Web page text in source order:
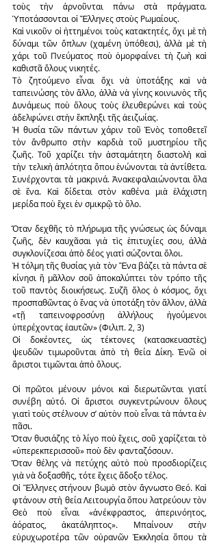
τοὺς τὴν ἀρνοῦνται πάνω στὰ πράγματα.
Ὑποτάσσονται οἱ Ἕλληνες στοὺς Ρωμαίους.
Καὶ νικοῦν οἱ ἡττημένοι τοὺς κατακτητές, ὄχι μὲ τὴ
δύναμι τῶν ὅπλων (χαμένη ὑπόθεσι), ἀλλὰ μὲ τὴ
χάρι τοῦ Πνεύματος ποὺ ὁμορφαίνει τὴ ζωὴ καὶ
καθιστᾶ ὅλους νικητές.
Τὸ ζητούμενο εἶναι ὄχι νὰ ὑποτάξης καὶ νὰ
ταπεινώσης τὸν ἄλλο, ἀλλὰ νὰ γίνης κοινωνὸς τῆς
Δυνάμεως ποὺ ὅλους τοὺς ἐλευθερώνει καὶ τοὺς
ἀδελφώνει στὴν ἔκπληξι τῆς ἀειζωίας.
Ἡ θυσία τῶν πάντων χάριν τοῦ Ἑνὸς τοποθετεῖ
τὸν ἄνθρωπο στὴν καρδιὰ τοῦ μυστηρίου τῆς
ζωῆς. Τοῦ χαρίζει τὴν ἀσταμάτητη διαστολὴ καὶ
τὴν τελικὴ ἁπλότητα ὅπου ἑνώνονται τὰ ἀντίθετα.
Συνέρχονται τὰ μακρινά. Ἀνακεφαλαιώνονται ὅλα
σὲ ἕνα. Καὶ δίδεται στὸν καθένα μιὰ ἐλάχιστη
μερίδα ποὺ ἔχει ἐν σμικρῷ τὸ ὅλο.
Ὅταν δεχθῆς τὸ πλήρωμα τῆς γνώσεως ὡς δύναμι
ζωῆς, δὲν καυχᾶσαι γιὰ τὶς ἐπιτυχίες σου, ἀλλὰ
συγκλονίζεσαι ἀπὸ δέος γιατὶ σώζονται ὅλοι.
Ἡ τόλμη τῆς θυσίας γιὰ τὸν Ἕνα βάζει τὰ πάντα σὲ
κίνησι ἢ μᾶλλον σοῦ ἀποκαλύπτει τὸν τρόπο τῆς
τοῦ παντὸς διοικήσεως. Συζῆ ὅλος ὁ κόσμος, ὄχι
προσπαθῶντας ὁ ἕνας νὰ ὑποτάξη τὸν ἄλλον, ἀλλὰ
«τῇ ταπεινοφροσύνῃ ἀλλήλους ἡγούμενοι
ὑπερέχοντας ἑαυτῶν» (Φιλιπ. 2, 3)
Οἱ δοκέοντες, ὡς τέκτονες (κατασκευαστὲς)
ψευδῶν τιμωροῦνται ἀπὸ τὴ θεία Δίκη. Ἐνῶ οἱ
ἄριστοι τιμῶνται ἀπὸ ὅλους.
Οἱ πρῶτοι μένουν μόνοι καὶ διερωτῶνται γιατί
συνέβη αὐτό. Οἱ ἄριστοι συγκεντρώνουν ὅλους
γιατὶ τοὺς στέλνουν σ’ αὐτὸν ποὺ εἶναι τὰ πάντα ἐν
πᾶσι.
Ὅταν θυσιάζης τὸ λίγο ποὺ ἔχεις, σοῦ χαρίζεται τὸ
«ὑπερεκπερισσοῦ» ποὺ δὲν φανταζόσουν.
Ὅταν θέλης νὰ πετύχης αὐτὸ ποὺ προσδιορίζεις
γιὰ νὰ δοξασθῆς, τότε ἔχεις ἄδοξο τέλος.
Οἱ Ἕλληνες στήνουν βωμὸ στὸν ἄγνωστο Θεό. Καὶ
φτάνουν στὴ θεία Λειτουργία ὅπου λατρεύουν τὸν
Θεὸ ποὺ εἶναι «ἀνέκφραστος, ἀπερινόητος,
ἀόρατος, ἀκατάληπτος». Μπαίνουν στὴν
εὐρυχωροτέρα τῶν οὐρανῶν Ἐκκλησία ὅπου τὰ